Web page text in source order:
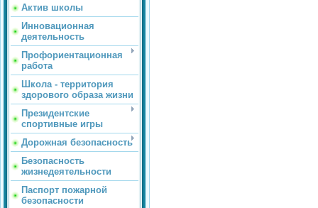
Актив школы
Инновационная
деятельность
Профориентационная
работа
Школа - территория
здорового образа жизни
Президентские
спортивные игры
Дорожная безопасность
Безопасность
жизнедеятельности
Паспорт пожарной
безопасности